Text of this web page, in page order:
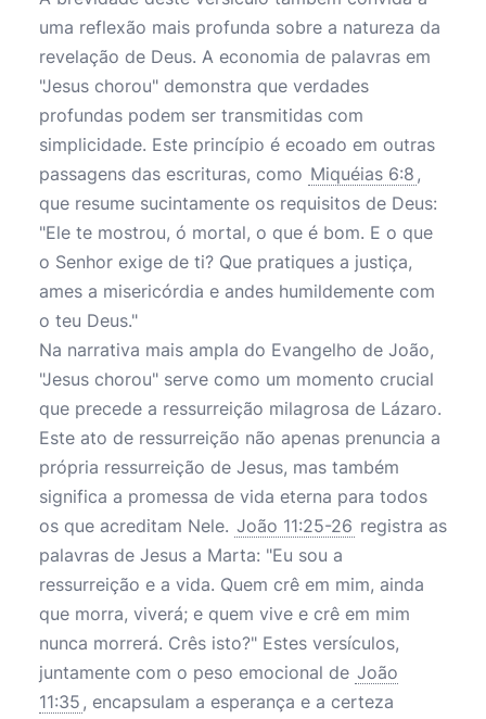
uma reflexão mais profunda sobre a natureza da
revelação de Deus. A economia de palavras em
"Jesus chorou" demonstra que verdades
profundas podem ser transmitidas com
simplicidade. Este princípio é ecoado em outras
passagens das escrituras, como Miquéias 6:8 ,
que resume sucintamente os requisitos de Deus:
"Ele te mostrou, ó mortal, o que é bom. E o que
o Senhor exige de ti? Que pratiques a justiça,
ames a misericórdia e andes humildemente com
o teu Deus."
Na narrativa mais ampla do Evangelho de João,
"Jesus chorou" serve como um momento crucial
que precede a ressurreição milagrosa de Lázaro.
Este ato de ressurreição não apenas prenuncia a
própria ressurreição de Jesus, mas também
significa a promessa de vida eterna para todos
os que acreditam Nele. João 11:25-26 registra as
palavras de Jesus a Marta: "Eu sou a
ressurreição e a vida. Quem crê em mim, ainda
que morra, viverá; e quem vive e crê em mim
nunca morrerá. Crês isto?" Estes versículos,
juntamente com o peso emocional de João
11:35 , encapsulam a esperança e a certeza